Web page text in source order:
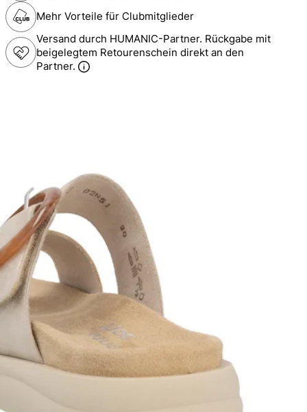
Mehr Vorteile für Clubmitglieder
Versand durch HUMANIC-Partner. Rückgabe mit
beigelegtem Retourenschein direkt an den
Partner.